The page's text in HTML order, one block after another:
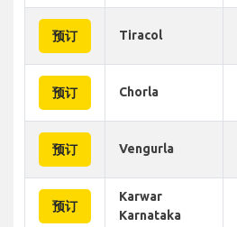
预订 Tiracol
预订 Chorla
预订 Vengurla
预订
Karwar
Karnataka